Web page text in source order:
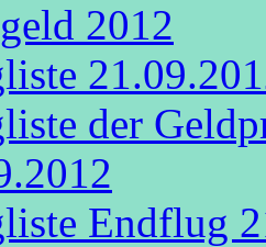
2012
der
Endflug